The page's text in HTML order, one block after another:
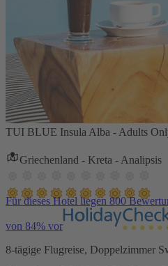
TUI BLUE Insula Alba - Adults
Griechenland - Kreta - Analipsis
Für dieses Hotel liegen 800
von 84% vor
8-tägige Flugreise, Doppelzimmer